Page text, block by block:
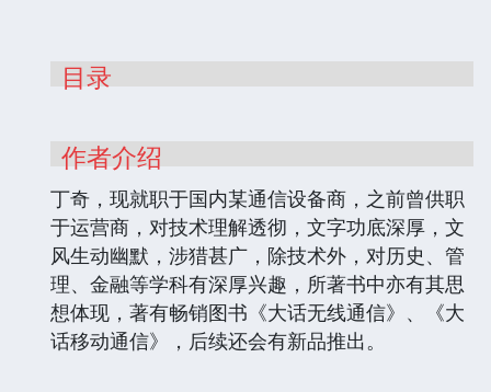
目录
作者介绍
丁奇，现就职于国内某通信设备商，之前曾供职
于运营商，对技术理解透彻，文字功底深厚，文
风生动幽默，涉猎甚广，除技术外，对历史、管
理、金融等学科有深厚兴趣，所著书中亦有其思
想体现，著有畅销图书《大话无线通信》、《大
话移动通信》，后续还会有新品推出。